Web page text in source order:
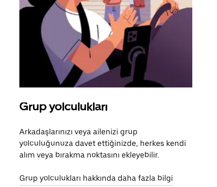
Grup yolculukları
Arkadaşlarınızı veya ailenizi grup
yolculuğunuza davet ettiğinizde, herkes kendi
alım veya bırakma noktasını ekleyebilir.
Grup yolculukları hakkında daha fazla bilgi